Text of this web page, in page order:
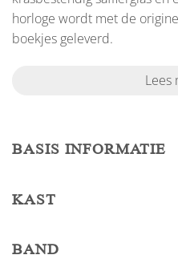
horloge wordt met de
boekjes geleverd.
Lees
BASIS INFORMATIE
KAST
BAND